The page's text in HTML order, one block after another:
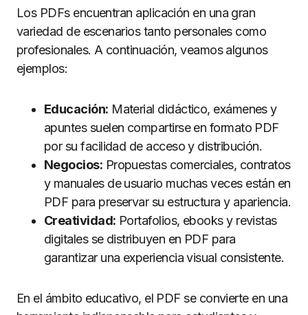
Los PDFs encuentran aplicación en una gran
variedad de escenarios tanto personales como
profesionales. A continuación, veamos algunos
ejemplos:
Educación: Material didáctico, exámenes y
apuntes suelen compartirse en formato PDF
por su facilidad de acceso y distribución.
Negocios: Propuestas comerciales, contratos
y manuales de usuario muchas veces están en
PDF para preservar su estructura y apariencia.
Creatividad: Portafolios, ebooks y revistas
digitales se distribuyen en PDF para
garantizar una experiencia visual consistente.
En el ámbito educativo, el PDF se convierte en una